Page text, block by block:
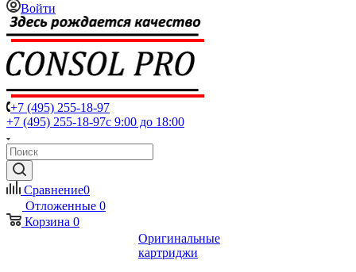
Войти
+7 (495) 255-18-97
+7 (495) 255-18-97с 9:00 до 18:00
Сравнение0
Отложенные 0
Корзина 0
Оригинальные
картриджи